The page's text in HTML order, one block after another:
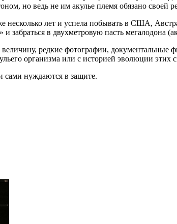
но ведь не им акулье племя обязано своей
несколько лет и успела побывать в США,
забраться в двухметровую пасть мегалодона
редкие фотографии,
организма или с историей эволюции
сами нуждаются в защите.